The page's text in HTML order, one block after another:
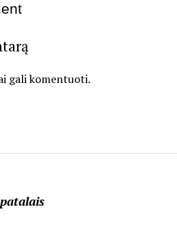
gali komentuoti.